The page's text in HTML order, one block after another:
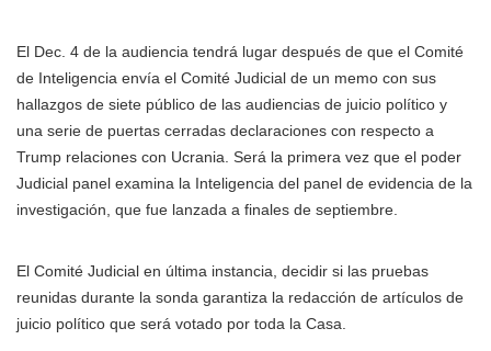
El Dec. 4 de la audiencia tendrá lugar después de que el Comité
de Inteligencia envía el Comité Judicial de un memo con sus
hallazgos de siete público de las audiencias de juicio político y
una serie de puertas cerradas declaraciones con respecto a
Trump relaciones con Ucrania. Será la primera vez que el poder
Judicial panel examina la Inteligencia del panel de evidencia de la
investigación, que fue lanzada a finales de septiembre.
El Comité Judicial en última instancia, decidir si las pruebas
reunidas durante la sonda garantiza la redacción de artículos de
juicio político que será votado por toda la Casa.